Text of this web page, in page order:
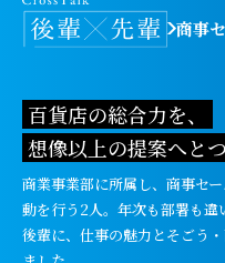
商事
百貨店の総合力を、
想像以上の提案へと
商業事業部に所属し、商事セ
動を行う2人。年次も部署も違
後輩に、仕事の魅力とそごう